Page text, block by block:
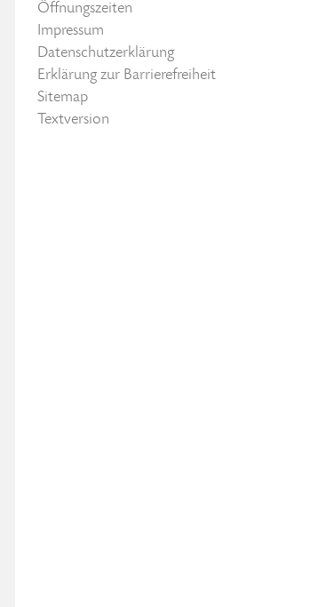
Öffnungszeiten
Impressum
Datenschutzerklärung
Erklärung zur Barrierefreiheit
Sitemap
Textversion